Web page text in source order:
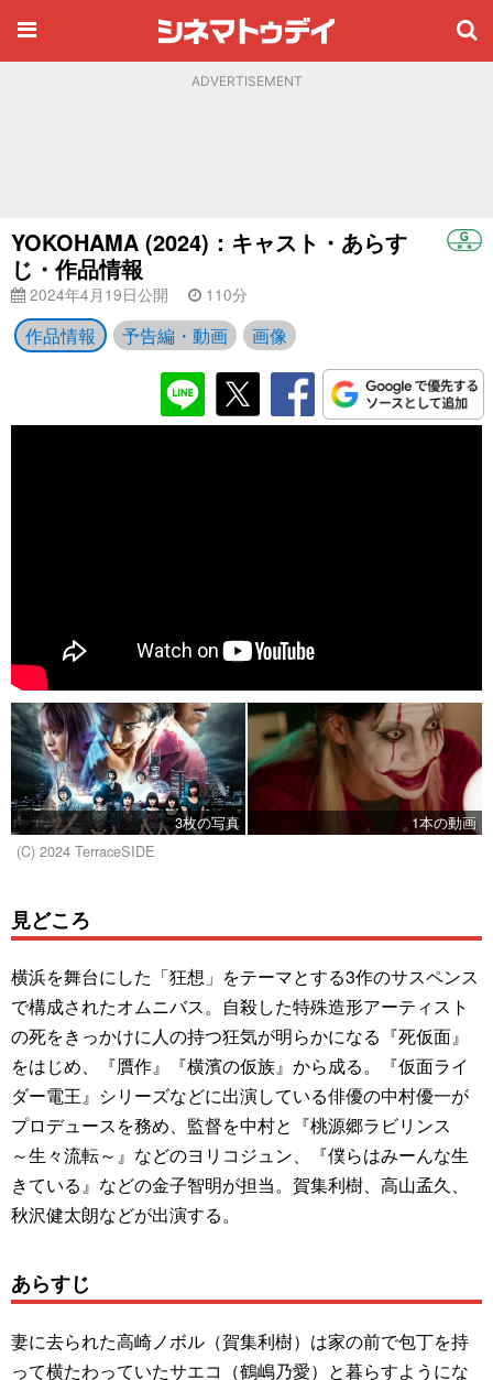
ADVERTISEMENT
YOKOHAMA (2024)：キャスト・あらす
じ・作品情報
2024年4月19日公開 110分
作品情報 予告編・動画 画像
3枚の写真
1本の動画
(C) 2024 TerraceSIDE
見どころ
横浜を舞台にした「狂想」をテーマとする3作のサスペンス
で構成されたオムニバス。自殺した特殊造形アーティスト
の死をきっかけに人の持つ狂気が明らかになる『死仮面』
をはじめ、『贋作』『横濱の仮族』から成る。『仮面ライ
ダー電王』シリーズなどに出演している俳優の中村優一が
プロデュースを務め、監督を中村と『桃源郷ラビリンス
～生々流転～』などのヨリコジュン、『僕らはみーんな生
きている』などの金子智明が担当。賀集利樹、高山孟久、
秋沢健太朗などが出演する。
あらすじ
妻に去られた高崎ノボル（賀集利樹）は家の前で包丁を持
って横たわっていたサエコ（鶴嶋乃愛）と暮らすようにな